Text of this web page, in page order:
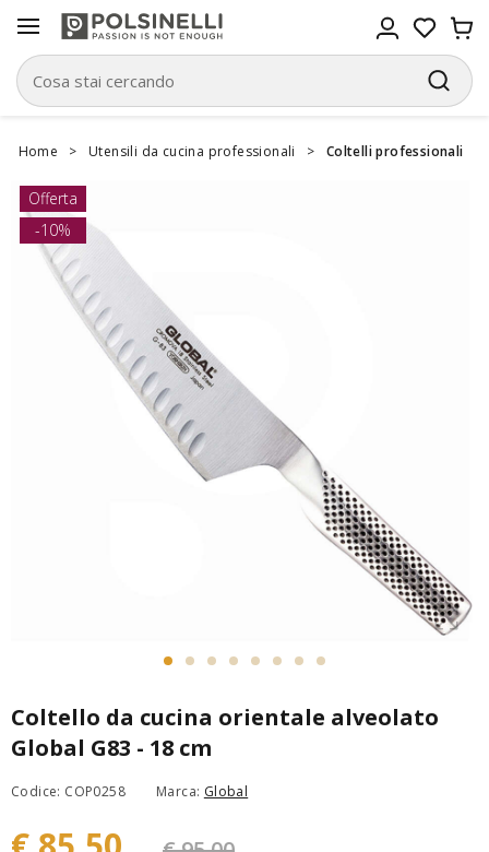
Home > Utensili da cucina professionali > Coltelli professionali
Offerta
-10%
Coltello da cucina orientale alveolato
Global G83 - 18 cm
Codice: COP0258 Marca: Global